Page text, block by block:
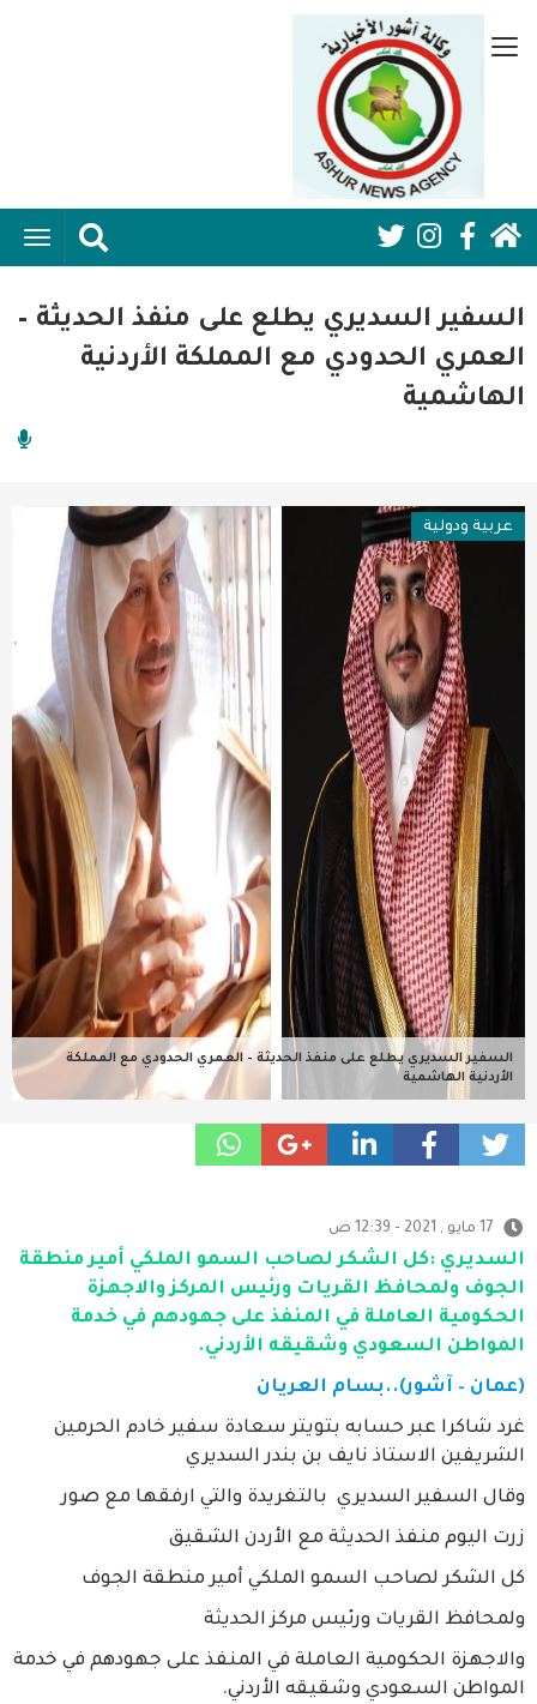
إلى
Social
Media:
Header
السفير السديري يطلع على منفذ الحديثة –
العمري الحدودي مع المملكة الأردنية
الهاشمية
عربية ودولية
السفير السديري يطلع على منفذ الحديثة – العمري الحدودي مع المملكة
الأردنية الهاشمية
17 مايو , 2021 - 12:39 ص
السديري :كل الشكر لصاحب السمو الملكي أمير منطقة
الجوف ولمحافظ القريات ورئيس المركز والاجهزة
الحكومية العاملة في المنفذ على جهودهم في خدمة
المواطن السعودي وشقيقه الأردني.
(عمان – آشور)..بسام العريان
غرد شاكرا عبر حسابه بتويتر سعادة سفير خادم الحرمين
الشريفين الاستاذ نايف بن بندر السديري
وقال السفير السديري بالتغريدة والتي ارفقها مع صور
زرت اليوم منفذ ‎الحديثة مع ‎الأردن الشقيق
كل الشكر لصاحب السمو الملكي أمير منطقة الجوف
ولمحافظ القريات ورئيس مركز ‎الحديثة
والاجهزة الحكومية العاملة في المنفذ على جهودهم في خدمة
المواطن السعودي وشقيقه الأردني.
قائمة
جانبية
الرئيسية
اقتصاد واعمال
امنية
فن وثقافة
عربية ودولية
تقنيات
تحقيقات صحفية
مقالات
عامة ومنوعات
طب وصحة